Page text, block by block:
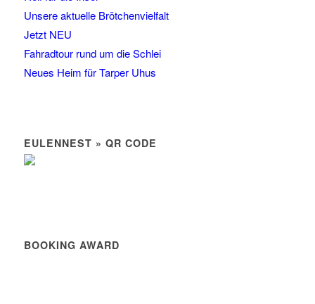
Unsere aktuelle Brötchenvielfalt
Jetzt NEU
Fahradtour rund um die Schlei
Neues Heim für Tarper Uhus
EULENNEST » QR CODE
BOOKING AWARD